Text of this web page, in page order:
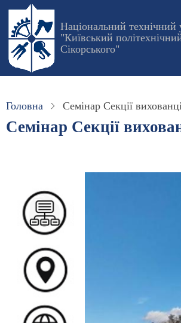
Перейти
основного
вмісту
Національний технічний
"Київський
Сікорського"
Головна Семінар Секції
Семінар Секції